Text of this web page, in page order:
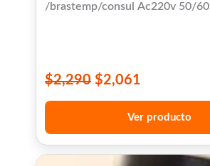
/brastemp/consul Ac220v 50/60
$2,290 $2,061
Ver producto